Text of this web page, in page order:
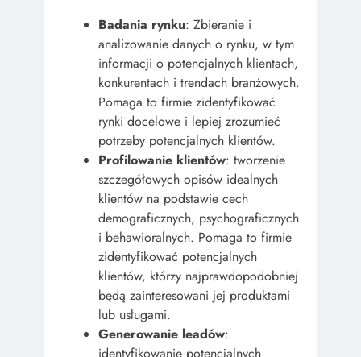
Badania rynku: Zbieranie i
analizowanie danych o rynku, w tym
informacji o potencjalnych klientach,
konkurentach i trendach branżowych.
Pomaga to firmie zidentyfikować
rynki docelowe i lepiej zrozumieć
potrzeby potencjalnych klientów.
Profilowanie klientów: tworzenie
szczegółowych opisów idealnych
klientów na podstawie cech
demograficznych, psychograficznych
i behawioralnych. Pomaga to firmie
zidentyfikować potencjalnych
klientów, którzy najprawdopodobniej
będą zainteresowani jej produktami
lub usługami.
Generowanie leadów:
identyfikowanie potencjalnych